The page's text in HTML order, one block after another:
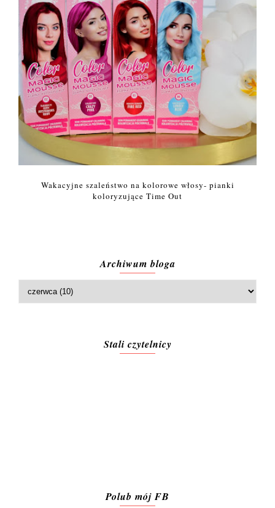
Wakacyjne szaleństwo na kolorowe włosy- pianki
koloryzujące Time Out
Archiwum bloga
Stali czytelnicy
Polub mój FB